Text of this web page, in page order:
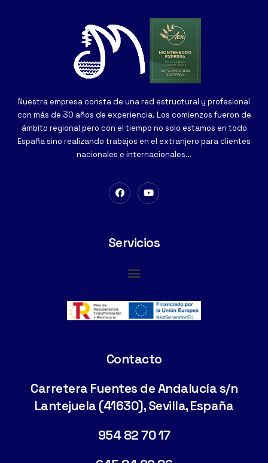
Nuestra empresa consta de una red estructural y profesional
con más de 30 años de experiencia. Los comienzos fueron de
ámbito regional pero con el tiempo no solo estamos en todo
España sino realizando trabajos en el extranjero para clientes
nacionales e internacionales…
Servicios
Contacto
Carretera Fuentes de Andalucía s/n
Lantejuela (41630), Sevilla, España
954 82 70 17